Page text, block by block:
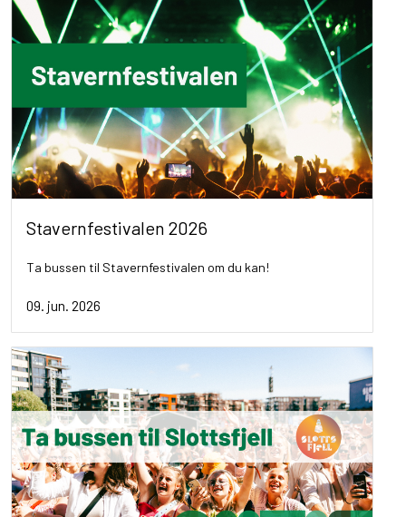
Stavernfestivalen 2026
Ta bussen til Stavernfestivalen om du kan!
09. jun. 2026